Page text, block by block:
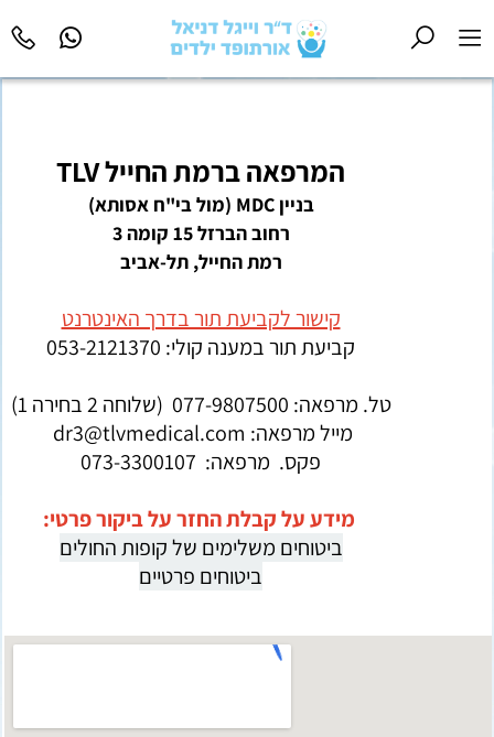
המרפאה ברמת החייל TLV
בניין MDC (מול בי"ח אסותא)
רחוב הברזל 15 קומה 3
רמת החייל, תל-אביב
קישור לקביעת תור בדרך האינטרנט
קביעת תור במענה קולי: 053-2121370
טל. מרפאה: 077-9807500 (שלוחה 2 בחירה 1)
מייל מרפאה: dr3@tlvmedical.com
פקס. מרפאה:
מידע על קבלת החזר על ביקור פרטי:
ביטוחים משלימים של קופות החולים
ביטוחים פרטיים